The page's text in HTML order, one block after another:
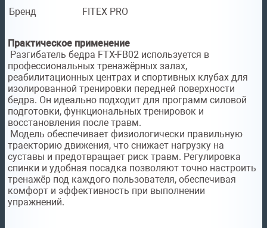
Бренд FITEX PRO
Практическое применение
Разгибатель бедра FTX-FB02 используется в
профессиональных тренажёрных залах,
реабилитационных центрах и спортивных клубах для
изолированной тренировки передней поверхности
бедра. Он идеально подходит для программ силовой
подготовки, функциональных тренировок и
восстановления после травм.
Модель обеспечивает физиологически правильную
траекторию движения, что снижает нагрузку на
суставы и предотвращает риск травм. Регулировка
спинки и удобная посадка позволяют точно настроить
тренажёр под каждого пользователя, обеспечивая
комфорт и эффективность при выполнении
упражнений.